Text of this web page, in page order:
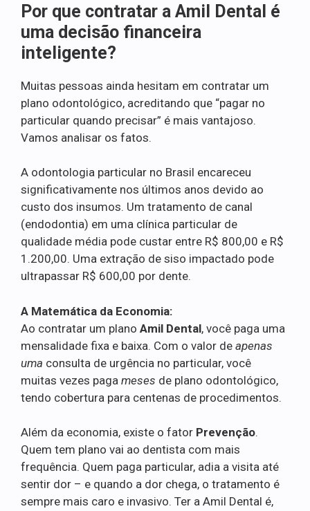
Por que contratar a Amil Dental é
uma decisão financeira
inteligente?
Muitas pessoas ainda hesitam em contratar um
plano odontológico, acreditando que “pagar no
particular quando precisar” é mais vantajoso.
Vamos analisar os fatos.
A odontologia particular no Brasil encareceu
significativamente nos últimos anos devido ao
custo dos insumos. Um tratamento de canal
(endodontia) em uma clínica particular de
qualidade média pode custar entre R$ 800,00 e R$
1.200,00. Uma extração de siso impactado pode
ultrapassar R$ 600,00 por dente.
A Matemática da Economia:
Ao contratar um plano Amil Dental, você paga uma
mensalidade fixa e baixa. Com o valor de apenas
uma consulta de urgência no particular, você
muitas vezes paga meses de plano odontológico,
tendo cobertura para centenas de procedimentos.
Além da economia, existe o fator Prevenção.
Quem tem plano vai ao dentista com mais
frequência. Quem paga particular, adia a visita até
sentir dor – e quando a dor chega, o tratamento é
sempre mais caro e invasivo. Ter a Amil Dental é,